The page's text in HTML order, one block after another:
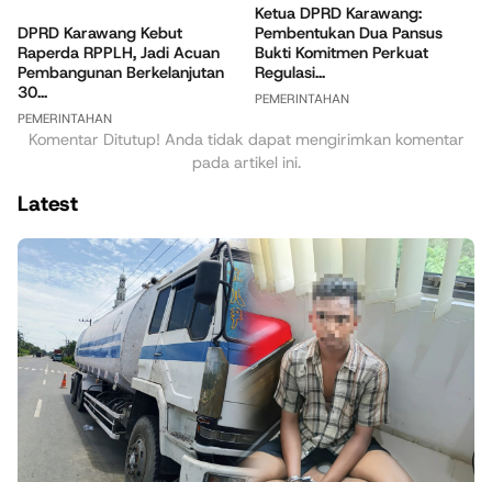
DPRD Karawang Kebut
Raperda RPPLH, Jadi Acuan
Pembangunan Berkelanjutan
30...
PEMERINTAHAN
Ketua DPRD Karawang:
Pembentukan Dua Pansus
Bukti Komitmen Perkuat
Regulasi...
PEMERINTAHAN
Komentar Ditutup! Anda tidak dapat mengirimkan komentar
pada artikel ini.
Latest